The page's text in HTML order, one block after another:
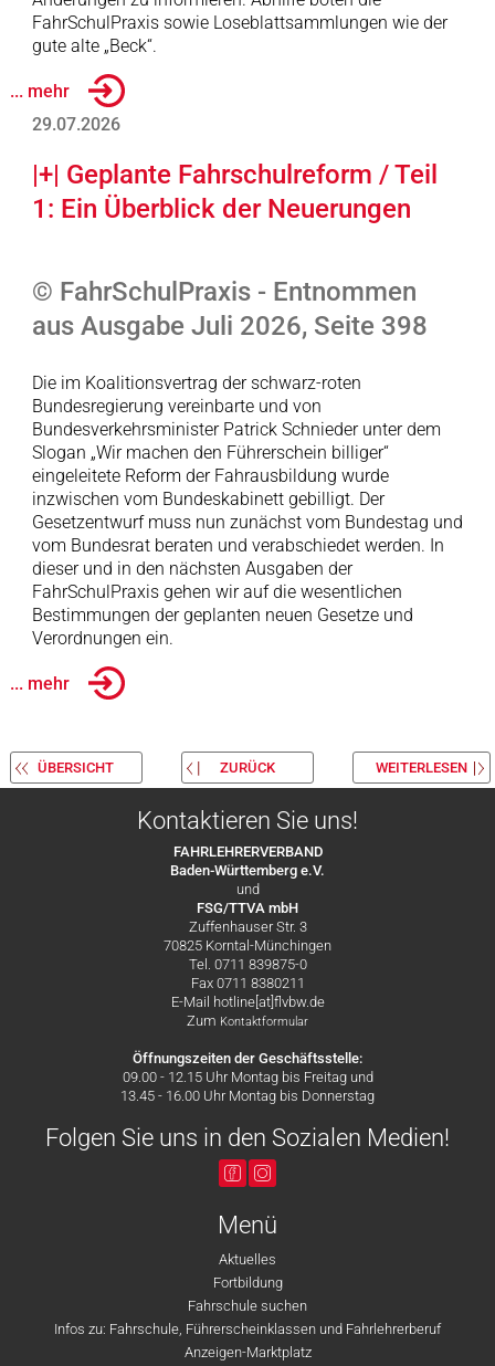
FahrSchulPraxis sowie Loseblattsammlungen wie der
gute alte „Beck“.
... mehr
29.07.2026
|+| Geplante Fahrschulreform / Teil
1: Ein Überblick der Neuerungen
© FahrSchulPraxis - Entnommen
aus Ausgabe Juli 2026, Seite 398
Die im Koalitionsvertrag der schwarz-roten
Bundesregierung vereinbarte und von
Bundesverkehrsminister Patrick Schnieder unter dem
Slogan „Wir machen den Führerschein billiger“
eingeleitete Reform der Fahrausbildung wurde
inzwischen vom Bundeskabinett gebilligt. Der
Gesetzentwurf muss nun zunächst vom Bundestag und
vom Bundesrat beraten und verabschiedet werden. In
dieser und in den nächsten Ausgaben der
FahrSchulPraxis gehen wir auf die wesentlichen
Bestimmungen der geplanten neuen Gesetze und
Verordnungen ein.
... mehr
ÜBERSICHT ZURÜCK WEITERLESEN
Kontaktieren Sie uns!
FAHRLEHRERVERBAND
Baden-Württemberg e.V.
und
FSG/TTVA mbH
Zuffenhauser Str. 3
70825 Korntal-Münchingen
Tel. 0711 839875-0
Fax 0711 8380211
E-Mail hotline[at]flvbw.de
Zum Kontaktformular
Öffnungszeiten der Geschäftsstelle:
09.00 - 12.15 Uhr Montag bis Freitag und
13.45 - 16.00 Uhr Montag bis Donnerstag
Folgen Sie uns in den Sozialen Medien!
Menü
Aktuelles
Fortbildung
Fahrschule suchen
Infos zu: Fahrschule, Führerscheinklassen und Fahrlehrerberuf
Anzeigen-Marktplatz